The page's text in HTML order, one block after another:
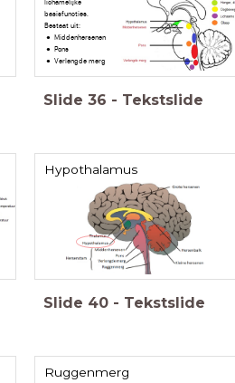
basisfuncties.
Bestaat uit:
Middenhersenen
Pons
Verlengde merg
Slide 36 - Tekstslide
Hypothalamus
Slide 40 - Tekstslide
Ruggenmerg